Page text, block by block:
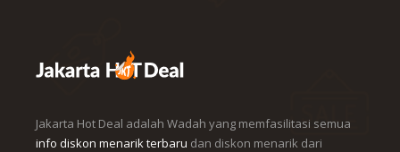
Jakarta Hot Deal adalah Wadah yang memfasilitasi semua
info diskon menarik terbaru dan diskon menarik dari